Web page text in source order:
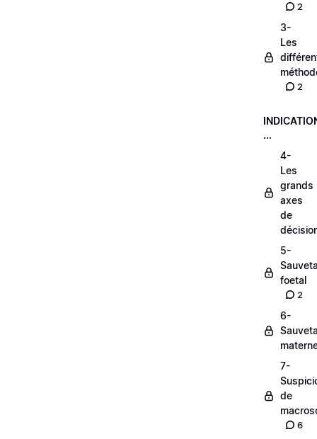
2
3-
Les
2
...
4-
Les
grands
axes
de
5-
foetal
2
6-
7-
de
6